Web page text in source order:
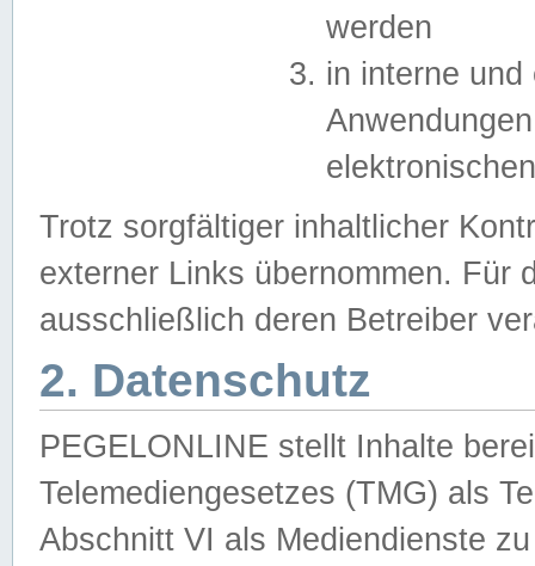
werden
in interne
Trotz sorgfältiger inhaltlicher
externer Links übernommen. Für
ausschließlich deren Betreiber
2. Datenschutz
PEGELONLINE stellt Inhalte
Telemediengesetzes (TMG) als
Abschnitt VI als Mediendienste